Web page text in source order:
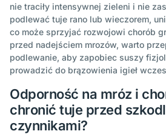
nie traciły intensywnej zieleni i nie
podlewać tuje rano lub wieczorem,
co może sprzyjać rozwojowi chorób
przed nadejściem mrozów, warto
podlewanie, aby zapobiec suszy
prowadzić do brązowienia igieł
Odporność na mróz i
chronić tuje przed
czynnikami?